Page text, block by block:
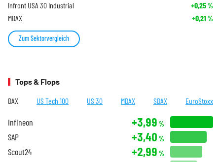
Infront USA 30 Industrial +0,25%
MDAX +0,21 %
Zum Sektorvergleich
Tops & Flops
DAX US Tech 100 US 30 MDAX SDAX EuroStoxx
Infineon +3,99 %
SAP +3,40 %
Scout24 +2,99 %